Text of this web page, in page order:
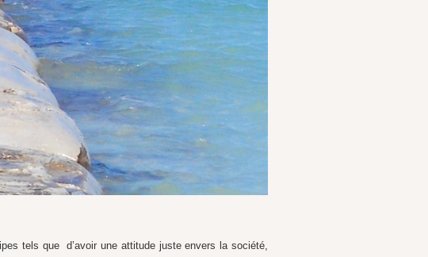
tels que d’avoir une attitude juste envers la société,